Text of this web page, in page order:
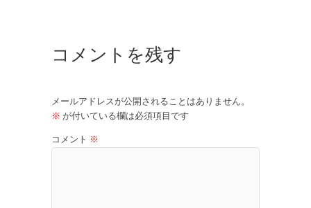
コメントを残す
メールアドレスが公開されることはありません。
※ が付いている欄は必須項目です
コメント ※